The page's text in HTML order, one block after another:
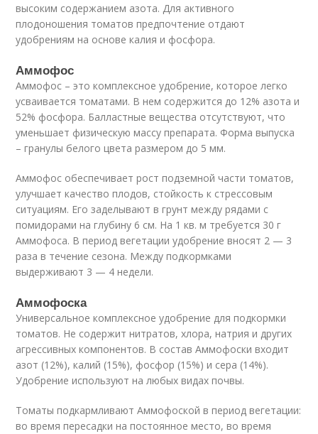
высоким содержанием азота. Для активного
плодоношения томатов предпочтение отдают
удобрениям на основе калия и фосфора.
Аммофос
Аммофос – это комплексное удобрение, которое легко
усваивается томатами. В нем содержится до 12% азота и
52% фосфора. Балластные вещества отсутствуют, что
уменьшает физическую массу препарата. Форма выпуска
– гранулы белого цвета размером до 5 мм.
Аммофос обеспечивает рост подземной части томатов,
улучшает качество плодов, стойкость к стрессовым
ситуациям. Его заделывают в грунт между рядами с
помидорами на глубину 6 см. На 1 кв. м требуется 30 г
Аммофоса. В период вегетации удобрение вносят 2 — 3
раза в течение сезона. Между подкормками
выдерживают 3 — 4 недели.
Аммофоска
Универсальное комплексное удобрение для подкормки
томатов. Не содержит нитратов, хлора, натрия и других
агрессивных компонентов. В состав Аммофоски входит
азот (12%), калий (15%), фосфор (15%) и сера (14%).
Удобрение используют на любых видах почвы.
Томаты подкармливают Аммофоской в период вегетации:
во время пересадки на постоянное место, во время